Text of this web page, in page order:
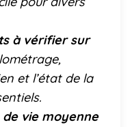
à vérifier sur
et l’état de la
vie moyenne